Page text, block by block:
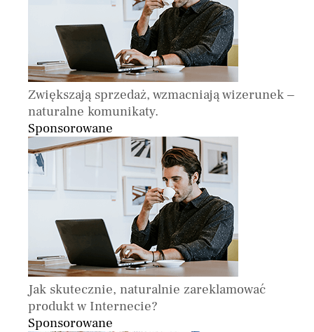
Zwiększają sprzedaż, wzmacniają wizerunek –
naturalne komunikaty.
Sponsorowane
Jak skutecznie, naturalnie zareklamować
produkt w Internecie?
Sponsorowane